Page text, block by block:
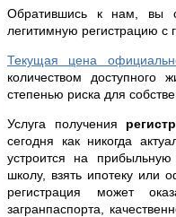
Обратившись к нам, вы
легитимную регистрацию с
Текущая цена
количеством
степенью риска для
Услуга получения
сегодня как никогда
устроится на
школу, взять ипотеку или
регистрация может
загранпаспорта,